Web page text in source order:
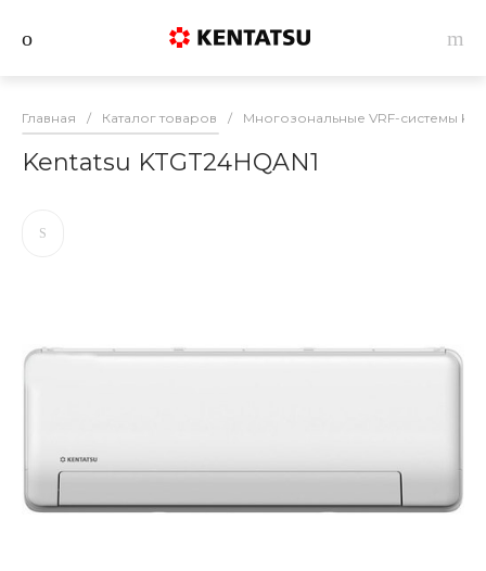
Главная / Каталог товаров / Многозональные VRF-системы
Kentatsu KTGT24HQAN1